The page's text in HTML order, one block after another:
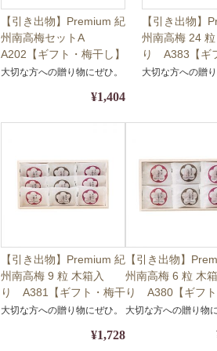
【引き出物】Premium 紀
州南高梅セットA
A202【ギフト・梅干し】
【包装・熨斗対応】
大切な方への贈り物にぜひ。
¥1,404
【引き出物】
州南高梅 24
り A383【ギ
し】【包装・
大切な方への贈
【引き出物】Premium 紀
州南高梅 9 粒 木箱入
り A381【ギフト・梅干
し】【包装・熨斗対応】
大切な方への贈り物にぜひ。
¥1,728
【引き出物】
州南高梅 6 粒 木
り A380【ギフ
し】【包装・熨斗
大切な方への贈り物